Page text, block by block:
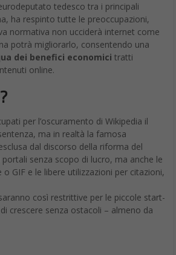
tedesco tra i principali
ha respinto tutte le preoccupazioni,
normativa non ucciderà internet come
potrà migliorarlo, consentendo una
dei benefici economici tratti
online.
per l’oscuramento di Wikipedia il
ma in realtà la famosa
dal discorso della riforma del
senza scopo di lucro, ma anche le
GIF e le libere utilizzazioni per citazioni,
così restrittive per le piccole start-
crescere senza ostacoli – almeno da